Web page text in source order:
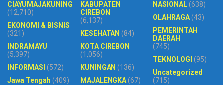
CIAYUMAJAKUNING
(12,710)
EKONOMI & BISNIS
(321)
INDRAMAYU
(5,397)
INFORMASI (572)
Jawa Tengah (409)
KABUPATEN
CIREBON
(6,137)
KESEHATAN (84)
KOTA CIREBON
(1,056)
KUNINGAN (136)
MAJALENGKA(67)
NASIONAL(638)
OLAHRAGA(43)
PEMERINTAH
DAERAH
(745)
TEKNOLOGI (95)
Uncategorized
(715)